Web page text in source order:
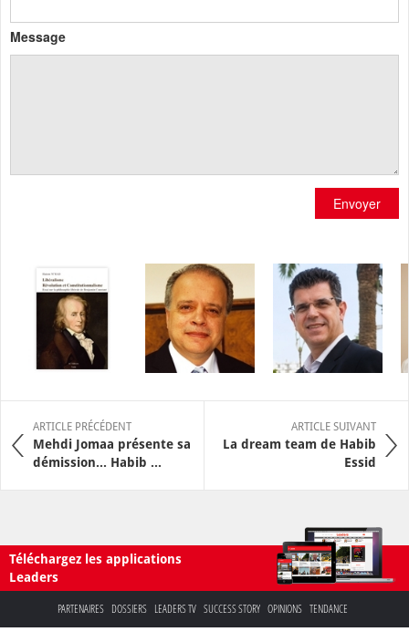
Message
Envoyer
ARTICLE PRÉCÉDENT
Mehdi Jomaa présente sa
démission... Habib ...
ARTICLE SUIVANT
La dream team de Habib
Essid
Téléchargez les applications
Leaders
PARTENAIRES DOSSIERS LEADERS TV SUCCESS STORY OPINIONS TENDANCE